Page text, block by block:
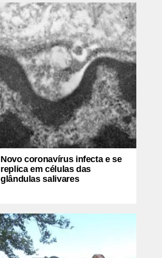
Novo coronavírus infecta e se
replica em células das
glândulas salivares